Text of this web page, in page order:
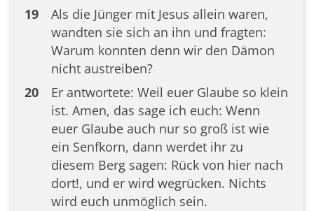
19
Als die Jünger mit Jesus allein waren,
wandten sie sich an ihn und fragten:
Warum konnten denn wir den Dämon
nicht austreiben?
20
Er antwortete: Weil euer Glaube so klein
ist. Amen, das sage ich euch: Wenn
euer Glaube auch nur so groß ist wie
ein Senfkorn, dann werdet ihr zu
diesem Berg sagen: Rück von hier nach
dort!, und er wird wegrücken. Nichts
wird euch unmöglich sein.